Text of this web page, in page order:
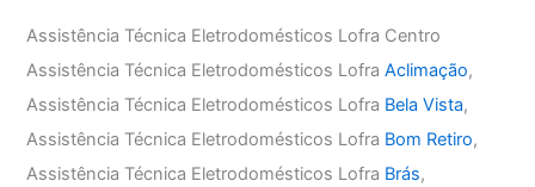
Assistência Técnica Eletrodomésticos Lofra Centro
Assistência Técnica Eletrodomésticos LofraAclimação,
Assistência Técnica Eletrodomésticos Lofra Bela Vista,
Assistência Técnica Eletrodomésticos Lofra Bom Retiro,
Assistência Técnica Eletrodomésticos Lofra Brás,